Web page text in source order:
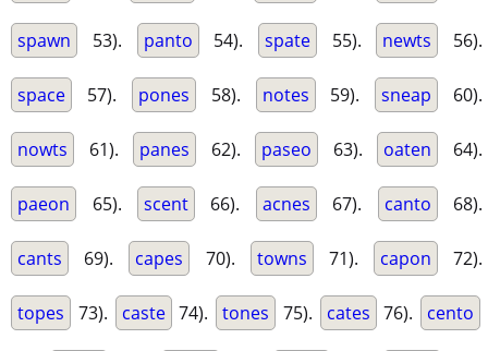
spawn 53). panto 54). spate 55). newts 56).
space 57). pones 58). notes 59). sneap 60).
nowts 61). panes 62). paseo 63). oaten 64).
paeon 65). scent 66). acnes 67). canto 68).
cants 69). capes 70). towns 71). capon 72).
topes 73). caste 74). tones 75). cates 76). cento